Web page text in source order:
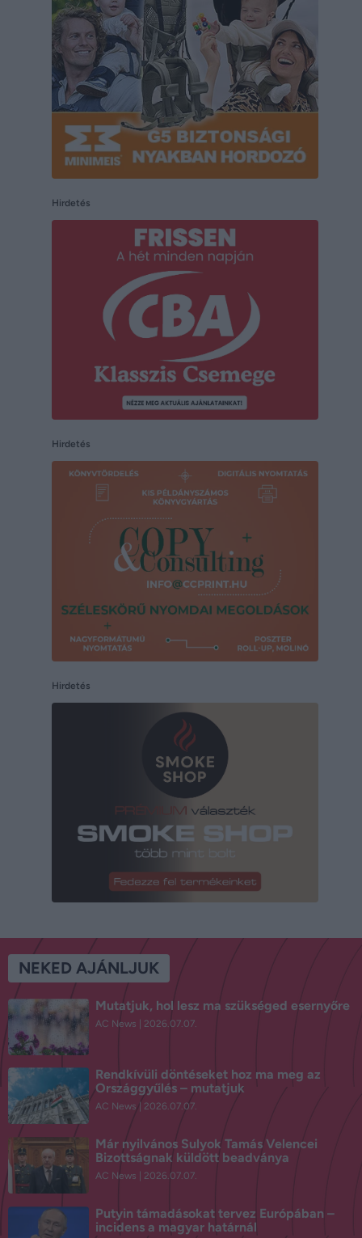
Hirdetés
Hirdetés
Hirdetés
NEKED AJÁNLJUK
Mutatjuk, hol lesz ma szükséged esernyőre
AC News 2026.07.07.
Rendkívüli döntéseket hoz ma meg az
Országgyűlés – mutatjuk
AC News 2026.07.07.
Már nyilvános Sulyok Tamás Velencei
Bizottságnak küldött beadványa
AC News 2026.07.07.
Putyin támadásokat tervez Európában –
incidens a magyar határnál